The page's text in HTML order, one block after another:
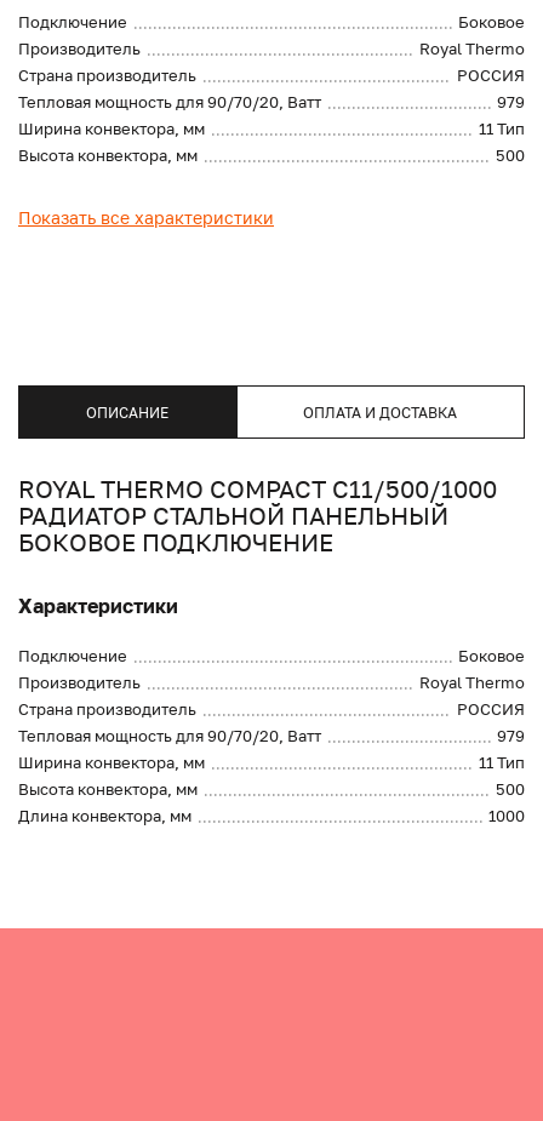
Подключение
Боковое
Производитель
Royal Thermo
Страна производитель
РОССИЯ
Тепловая мощность для 90/70/20, Ватт
979
Ширина конвектора, мм
11 Тип
Высота конвектора, мм
500
Показать все характеристики
ОПИСАНИЕ ОПЛАТА И ДОСТАВКА
ROYAL THERMO COMPACT C11/500/1000
РАДИАТОР СТАЛЬНОЙ ПАНЕЛЬНЫЙ
БОКОВОЕ ПОДКЛЮЧЕНИЕ
Характеристики
Подключение
Боковое
Производитель
Royal Thermo
Страна производитель
РОССИЯ
Тепловая мощность для 90/70/20, Ватт
979
Ширина конвектора, мм
11 Тип
Высота конвектора, мм
500
Длина конвектора, мм
1000